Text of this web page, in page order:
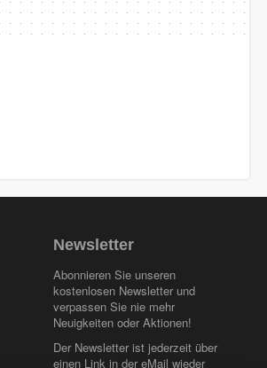
Newsletter
Abonnieren Sie unseren
kostenlosen Newsletter und
verpassen Sie nie mehr
Neuigkeiten oder Aktionen!
Der Newsletter ist jederzeit über
einen Link in der eMail wieder